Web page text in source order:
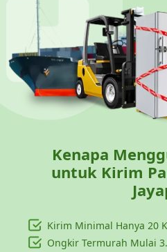
Kenapa
untuk Kirim
Kirim Minimal Hanya 20
Ongkir Termurah Mulai